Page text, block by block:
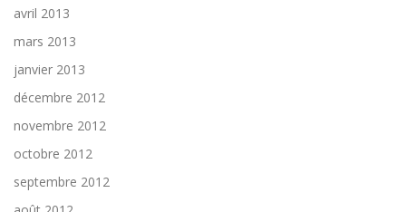
avril 2013
mars 2013
janvier 2013
décembre 2012
novembre 2012
octobre 2012
septembre 2012